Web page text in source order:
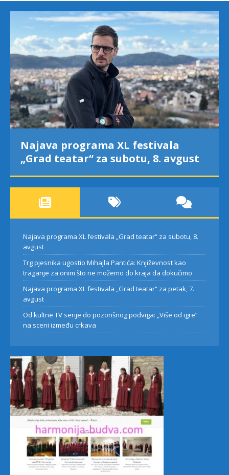
Najava programa XL festivala
„Grad teatar“ za subotu, 8. avgust
Najava programa XL festivala „Grad teatar“ za subotu, 8.
avgust
Trg pjesnika ugostio Mihajla Pantića: Književnost kao
traganje za onim što ne možemo do kraja da dokučimo
Najava programa XL festivala „Grad teatar“ za petak, 7.
avgust
Od kultne TV serije do pozorišnog podviga: „Više od igre”
na sceni između crkava